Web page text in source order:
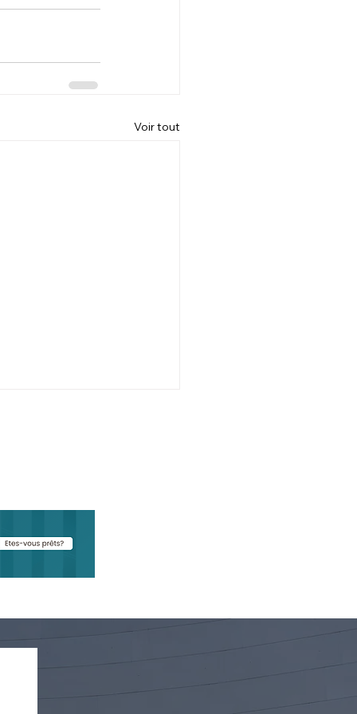
Voir tout
exceptionnels :
pour les